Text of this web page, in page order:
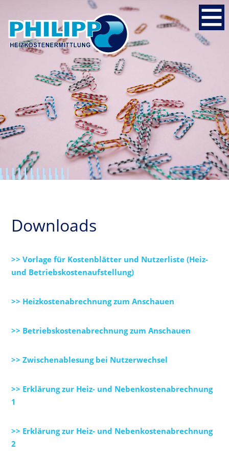
Downloads
>> Vorlage für Kostenblätter und Nutzerliste (Heiz-
und Betriebskostenaufstellung)
>> Heizkostenabrechnung zum Anschauen
>> Betriebskostenabrechnung zum Anschauen
>> Zwischenablesung bei Nutzerwechsel
>> Erklärung zur Heiz- und Nebenkostenabrechnung
1
>> Erklärung zur Heiz- und Nebenkostenabrechnung
2